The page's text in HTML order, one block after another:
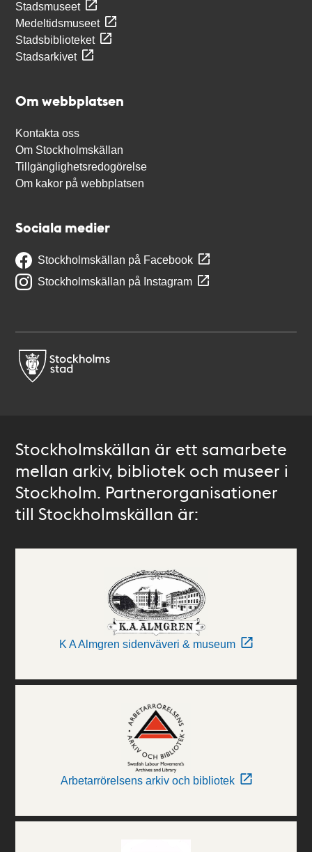
Stadsmuseet
Medeltidsmuseet
Stadsbiblioteket
Stadsarkivet
Om webbplatsen
Kontakta oss
Om Stockholmskällan
Tillgänglighetsredogörelse
Om kakor på webbplatsen
Sociala medier
Stockholmskällan på Facebook
Stockholmskällan på Instagram
Stockholmskällan är ett samarbete
mellan arkiv, bibliotek och museer i
Stockholm. Partnerorganisationer
till Stockholmskällan är:
K A Almgren sidenväveri & museum
Arbetarrörelsens arkiv och bibliotek